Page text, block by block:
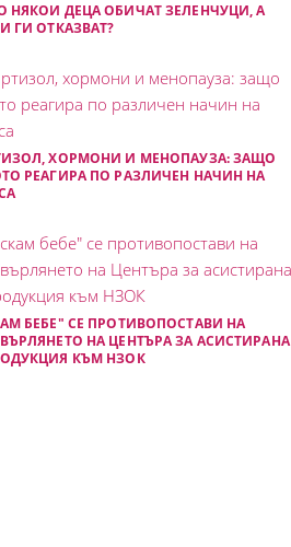
НЯКОИ ДЕЦА ОБИЧАТ ЗЕЛЕНЧУЦИ, А
ГИ ОТКАЗВАТ?
ХОРМОНИ И МЕНОПАУЗА: ЗАЩО
РЕАГИРА ПО РАЗЛИЧЕН НАЧИН НА
БЕБЕ" СЕ ПРОТИВОПОСТАВИ НА
НА ЦЕНТЪРА ЗА АСИСТИРАНА
КЪМ НЗОК